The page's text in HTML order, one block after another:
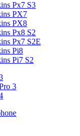
Px7 S3
PX7
PX8
Px8 S2
Px7 S2E
Pi8
Pi7 S2
3